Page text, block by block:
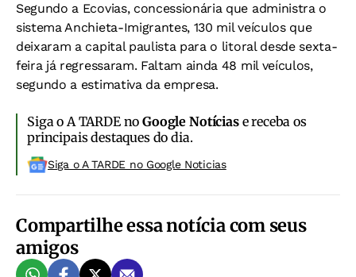
Segundo a Ecovias, concessionária que administra o
sistema Anchieta-Imigrantes, 130 mil veículos que
deixaram a capital paulista para o litoral desde sexta-
feira já regressaram. Faltam ainda 48 mil veículos,
segundo a estimativa da empresa.
Siga o A TARDE noGoogle Notíciase receba os
principais destaques do dia.
Siga o A TARDE no Google Noticias
Compartilhe essa notícia com seus
amigos